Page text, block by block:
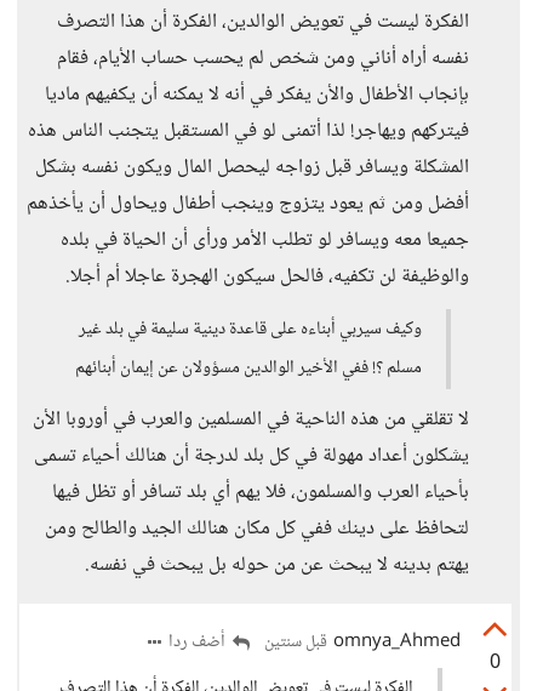
الفكرة ليست في تعويض الوالدين، الفكرة أن هذا التصرف
نفسه أراه أناني ومن شخص لم يحسب حساب الأيام، فقام
بإنجاب الأطفال والأن يفكر في أنه لا يمكنه أن يكفيهم ماديا
فيتركهم ويهاجر! لذا أتمنى لو في المستقبل يتجنب الناس هذه
المشكلة ويسافر قبل زواجه ليحصل المال ويكون نفسه بشكل
أفضل ومن ثم يعود يتزوج وينجب أطفال ويحاول أن يأخذهم
جميعا معه ويسافر لو تطلب الأمر ورأى أن الحياة في بلده
والوظيفة لن تكفيه، فالحل سيكون الهجرة عاجلا أم أجلا.
وكيف سيربي أبناءه على قاعدة دينية سليمة في بلد غير
مسلم ؟! ففي الأخير الوالدين مسؤولان عن إيمان أبنائهم
لا تقلقي من هذه الناحية في المسلمين والعرب في أوروبا الأن
يشكلون أعداد مهولة في كل بلد لدرجة أن هنالك أحياء تسمى
بأحياء العرب والمسلمون، فلا يهم أي بلد تسافر أو تظل فيها
لتحافظ على دينك ففي كل مكان هنالك الجيد والطالح ومن
يهتم بدينه لا يبحث عن من حوله بل يبحث في نفسه.
0
omnya_Ahmed قبل سنتين
أضف ردا